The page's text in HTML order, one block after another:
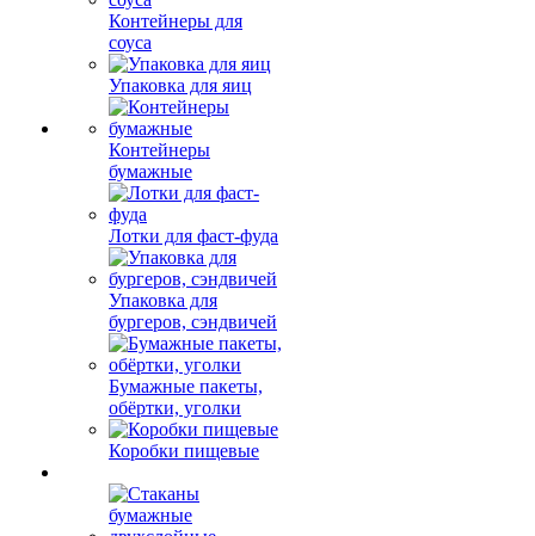
Контейнеры для
соуса
Упаковка для яиц
Контейнеры
бумажные
Лотки для фаст-фуда
Упаковка для
бургеров, сэндвичей
Бумажные пакеты,
обёртки, уголки
Коробки пищевые